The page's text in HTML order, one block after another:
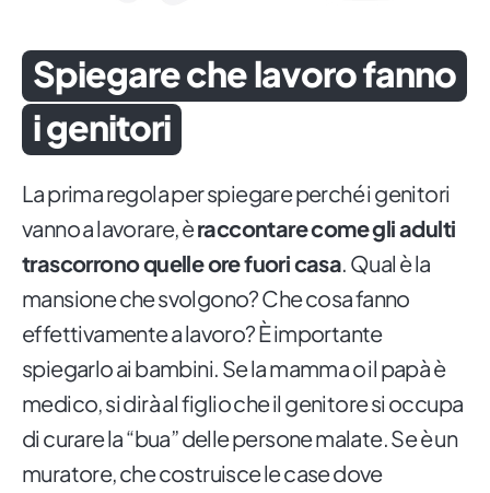
Spiegare che lavoro fanno
i genitori
La prima regola per spiegare perché i genitori
vanno a lavorare, èraccontare come gli adulti
trascorrono quelle ore fuori casa. Qual è la
mansione che svolgono? Che cosa fanno
effettivamente a lavoro? È importante
spiegarlo ai bambini. Se la mamma o il papà è
medico, si dirà al figlio che il genitore si occupa
di curare la “bua” delle persone malate. Se è un
muratore, che costruisce le case dove